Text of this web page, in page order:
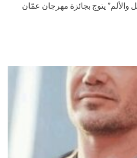
والألم” يتوج بجائزة مهرجان عمّان